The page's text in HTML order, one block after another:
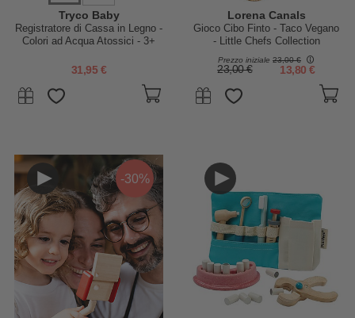
Tryco Baby
Registratore di Cassa in Legno -
Colori ad Acqua Atossici - 3+
31,95 €
Lorena Canals
Gioco Cibo Finto - Taco Vegano
- Little Chefs Collection
Prezzo iniziale 23,00 €
23,00 € 13,80 €
-30%